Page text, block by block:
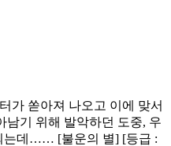
가 쏟아져 나오고 이에 맞서
남기 위해 발악하던 도중, 우
는데…… [불운의 별] [등급 :